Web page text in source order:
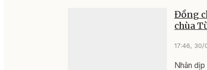
Đồng
chùa
17:46, 30/
Nhân